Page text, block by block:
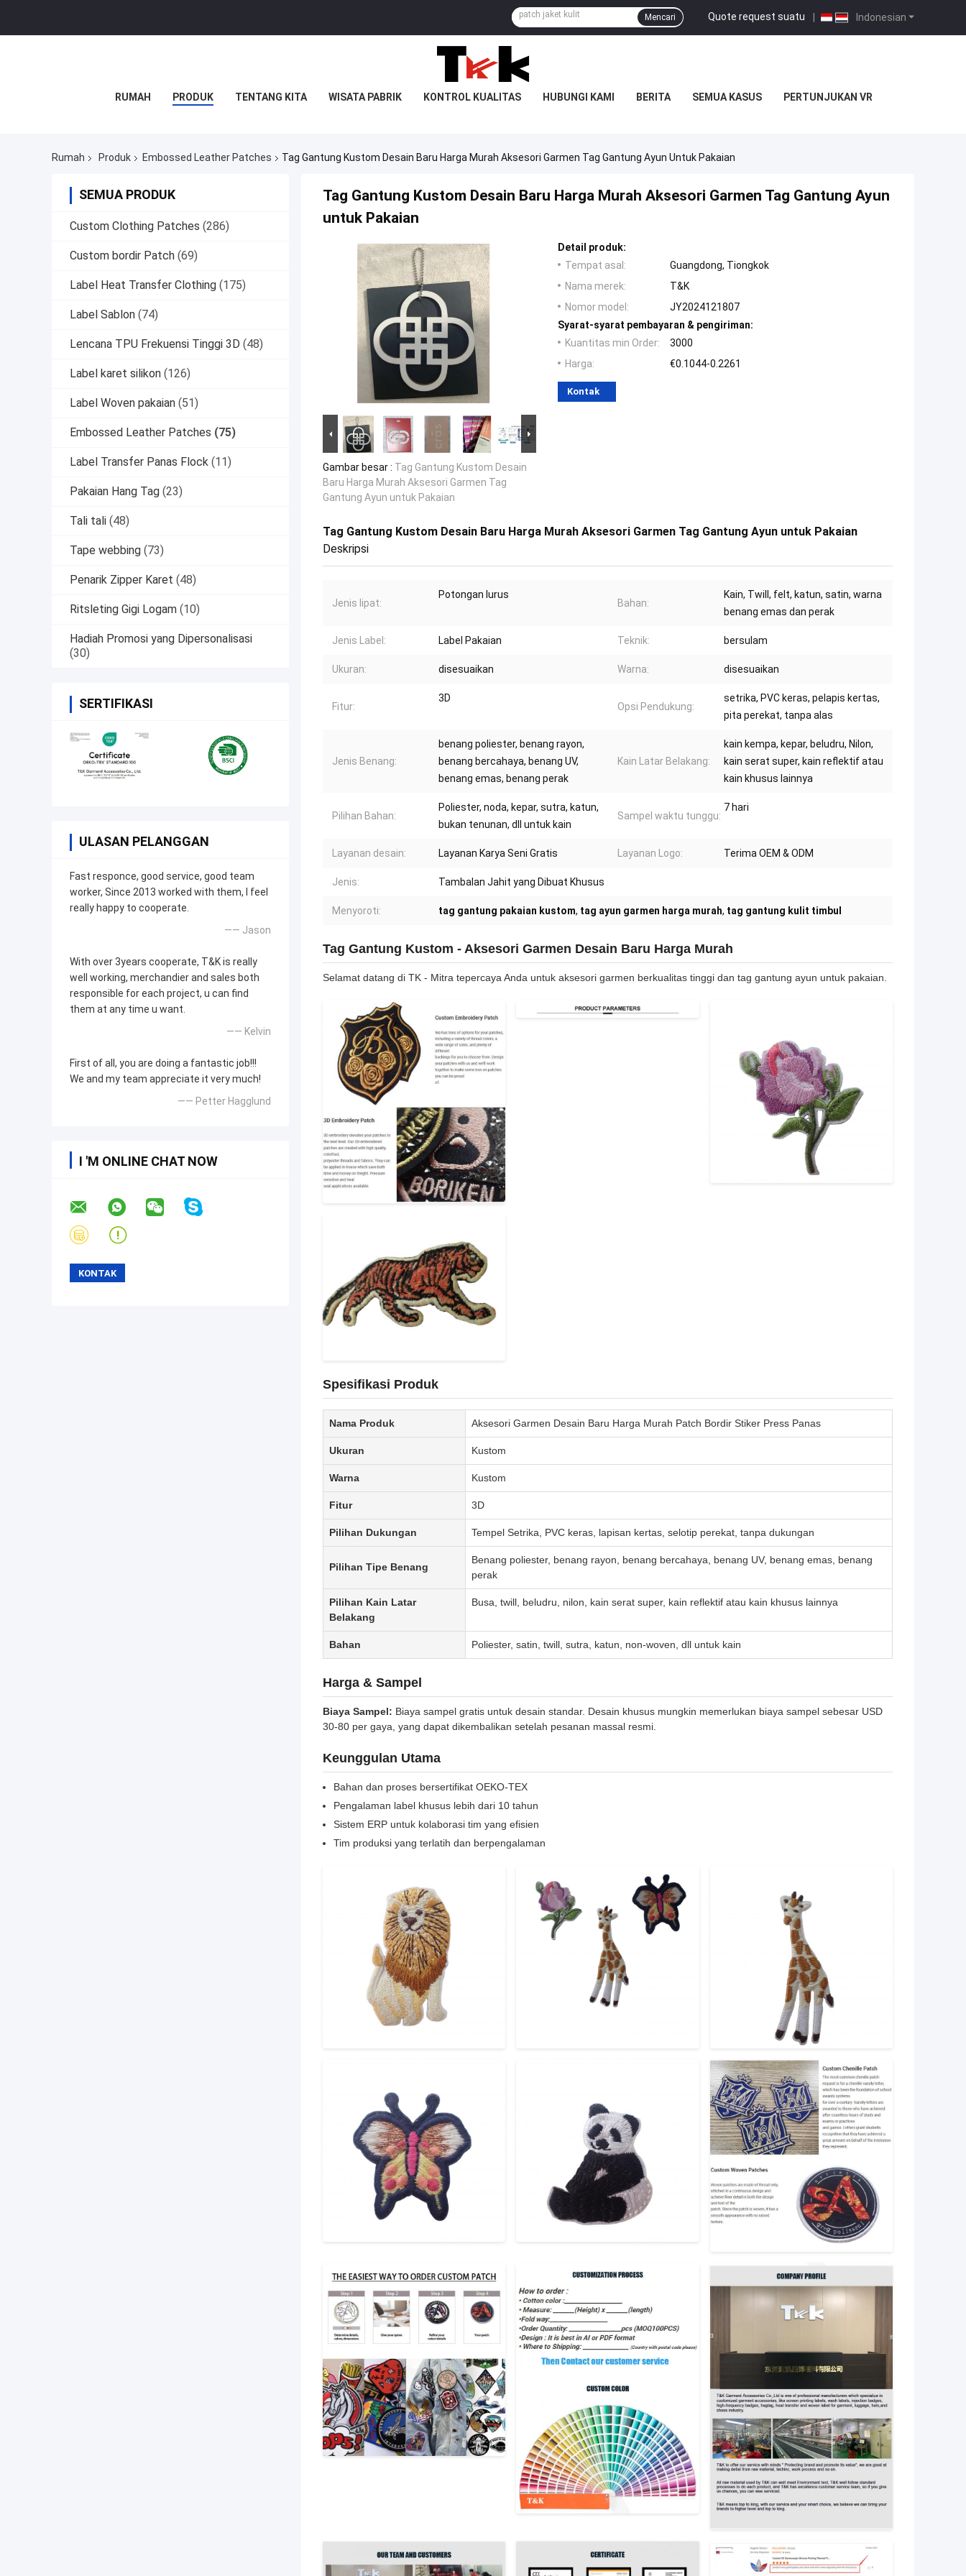
Indonesian
Quote request suatu |
Mencari
RUMAH PRODUK TENTANG KITA WISATA PABRIK KONTROL KUALITAS HUBUNGI KAMI BERITA SEMUA KASUS PERTUNJUKAN VR
Rumah Produk Embossed Leather Patches Tag Gantung Kustom Desain Baru Harga Murah Aksesori Garmen Tag Gantung Ayun Untuk Pakaian
SEMUA PRODUK
Custom Clothing Patches (286)
Custom bordir Patch (69)
Label Heat Transfer Clothing (175)
Label Sablon (74)
Lencana TPU Frekuensi Tinggi 3D (48)
Label karet silikon (126)
Label Woven pakaian (51)
Embossed Leather Patches (75)
Label Transfer Panas Flock (11)
Pakaian Hang Tag (23)
Tali tali (48)
Tape webbing (73)
Penarik Zipper Karet (48)
Ritsleting Gigi Logam (10)
Hadiah Promosi yang Dipersonalisasi
(30)
SERTIFIKASI
ULASAN PELANGGAN
Fast responce, good service, good team
worker, Since 2013 worked with them, I feel
really happy to cooperate.
—— Jason
With over 3years cooperate, T&K is really
well working, merchandier and sales both
responsible for each project, u can find
them at any time u want.
—— Kelvin
First of all, you are doing a fantastic job!!!
We and my team appreciate it very much!
—— Petter Hagglund
I 'M ONLINE CHAT NOW
Tag Gantung Kustom Desain Baru Harga Murah Aksesori Garmen Tag Gantung Ayun
untuk Pakaian
Gambar besar : Tag Gantung Kustom Desain
Baru Harga Murah Aksesori Garmen Tag
Gantung Ayun untuk Pakaian
Detail produk:
Tempat asal:
Guangdong, Tiongkok
Nama merek:
T&K
Nomor model:
JY2024121807
Syarat-syarat pembayaran & pengiriman:
Kuantitas min Order:
3000
Harga:
€0.1044-0.2261
Kontak
Tag Gantung Kustom Desain Baru Harga Murah Aksesori Garmen Tag Gantung Ayun untuk Pakaian
Deskripsi
Jenis lipat:
Potongan lurus
Bahan:
Kain, Twill, felt, katun, satin, warna
benang emas dan perak
Jenis Label: Label Pakaian Teknik: bersulam
Ukuran: disesuaikan Warna: disesuaikan
Fitur:
3D
Opsi Pendukung:
setrika, PVC keras, pelapis kertas,
pita perekat, tanpa alas
Jenis Benang:
benang poliester, benang rayon,
benang bercahaya, benang UV,
benang emas, benang perak
Kain Latar Belakang:
kain kempa, kepar, beludru, Nilon,
kain serat super, kain reflektif atau
kain khusus lainnya
Pilihan Bahan:
Poliester, noda, kepar, sutra, katun,
bukan tenunan, dll untuk kain
Sampel waktu tunggu:
7 hari
Layanan desain: Layanan Karya Seni Gratis Layanan Logo: Terima OEM & ODM
Jenis: Tambalan Jahit yang Dibuat Khusus
Menyoroti: tag gantung pakaian kustom, tag ayun garmen harga murah, tag gantung kulit timbul
Tag Gantung Kustom - Aksesori Garmen Desain Baru Harga Murah
Selamat datang di TK - Mitra tepercaya Anda untuk aksesori garmen berkualitas tinggi dan tag gantung ayun untuk pakaian.
Spesifikasi Produk
Nama Produk Aksesori Garmen Desain Baru Harga Murah Patch Bordir Stiker Press Panas
Ukuran Kustom
Warna Kustom
Fitur 3D
Pilihan Dukungan Tempel Setrika, PVC keras, lapisan kertas, selotip perekat, tanpa dukungan
Pilihan Tipe Benang
Benang poliester, benang rayon, benang bercahaya, benang UV, benang emas, benang
perak
Pilihan Kain Latar
Belakang
Busa, twill, beludru, nilon, kain serat super, kain reflektif atau kain khusus lainnya
Bahan Poliester, satin, twill, sutra, katun, non-woven, dll untuk kain
Harga & Sampel
Biaya Sampel: Biaya sampel gratis untuk desain standar. Desain khusus mungkin memerlukan biaya sampel sebesar USD
30-80 per gaya, yang dapat dikembalikan setelah pesanan massal resmi.
Keunggulan Utama
Bahan dan proses bersertifikat OEKO-TEX
Pengalaman label khusus lebih dari 10 tahun
Sistem ERP untuk kolaborasi tim yang efisien
Tim produksi yang terlatih dan berpengalaman